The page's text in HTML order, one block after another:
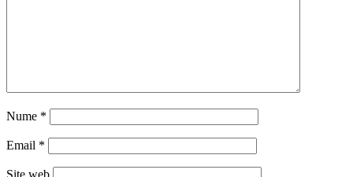
Nume *
Email *
Site web